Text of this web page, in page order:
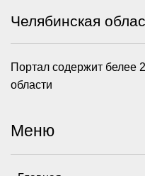
Челябинская
Портал содержит белее
области
Меню